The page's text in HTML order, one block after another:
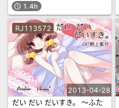
schedule 1.4h
RJ113572
2013-04-28
だい だい だいすき。 ～ふた